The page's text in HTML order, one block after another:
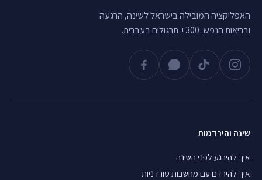
האפליקציה המובילה בישראל לשינה, הרגעה
ובריאות הנפש. 300+ תרגולים בעברית.
שינה והירדמות
איך להירגע לפני השינה
איך להירדם עם מחשבות טורדניות